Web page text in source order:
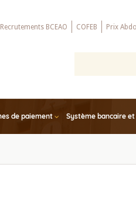
Recrutements BCEAO COFEB Prix
de paiement Système bancaire